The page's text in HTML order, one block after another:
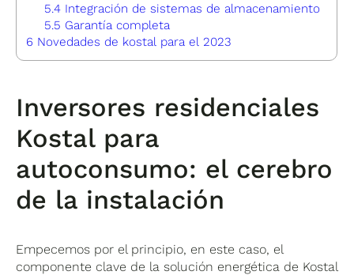
5.4 Integración de sistemas de almacenamiento
5.5 Garantía completa
6 Novedades de kostal para el 2023
Inversores residenciales
Kostal para
autoconsumo: el cerebro
de la instalación
Empecemos por el principio, en este caso, el
componente clave de la solución energética de Kostal